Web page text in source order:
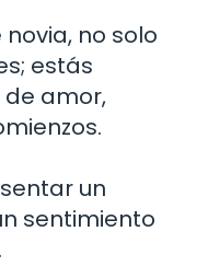
no solo
estás
amor,
un
sentimiento